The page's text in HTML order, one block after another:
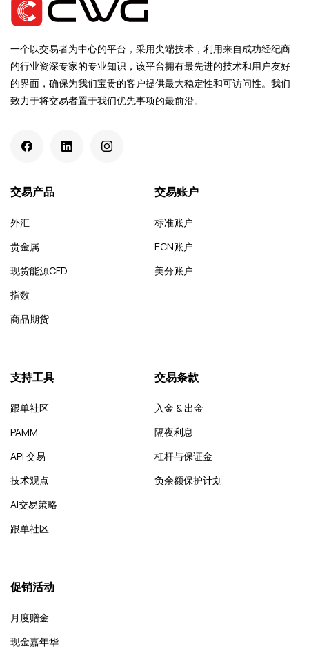
一个以交易者为中心的平台，采用尖端技术，利用来自成功经纪商
的行业资深专家的专业知识，该平台拥有最先进的技术和用户友好
的界面，确保为我们宝贵的客户提供最大稳定性和可访问性。我们
致力于将交易者置于我们优先事项的最前沿。
交易产品
外汇
贵金属
现货能源CFD
指数
商品期货
交易账户
标准账户
ECN账户
美分账户
支持工具
跟单社区
PAMM
API 交易
技术观点
AI交易策略
跟单社区
交易条款
入金 & 出金
隔夜利息
杠杆与保证金
负余额保护计划
促销活动
月度赠金
现金嘉年华